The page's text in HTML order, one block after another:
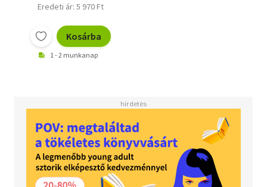
Eredeti ár: 5 970 Ft
Kosárba
1 - 2 munkanap